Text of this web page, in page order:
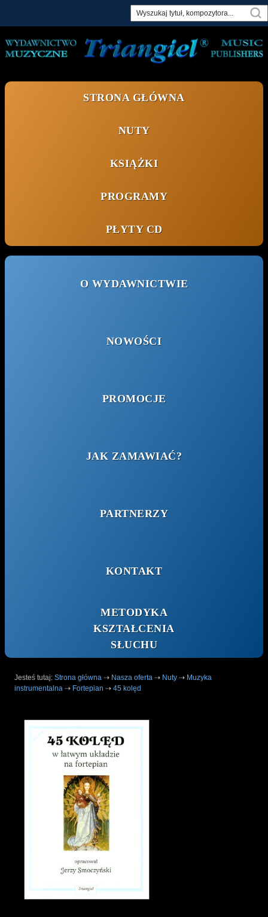
content
STRONA GŁÓWNA
NUTY
KSIĄŻKI
PROGRAMY
PŁYTY CD
O WYDAWNICTWIE
NOWOŚCI
PROMOCJE
JAK ZAMAWIAĆ?
PARTNERZY
KONTAKT
METODYKA
KSZTAŁCENIA
SŁUCHU
Jesteś tutaj: Strona główna ⇢ Nasza oferta ⇢ Nuty ⇢ Muzyka
instrumentalna ⇢ Fortepian ⇢ 45 kolęd